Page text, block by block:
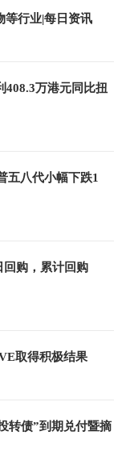
等行业|每日资讯
408.3万港元同比扭
五八代小幅下跌1
购，累计回购
取得积极结果
转债”到期兑付暨摘